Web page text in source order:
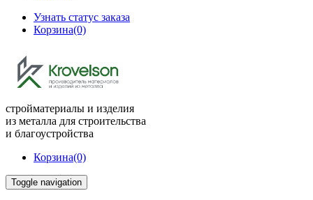
Узнать статус заказа
Корзина(0)
стройматериалы и изделия
из металла для строительства
и благоустройства
Корзина(0)
Toggle navigation